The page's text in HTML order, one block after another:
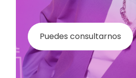
Puedes consultarnos